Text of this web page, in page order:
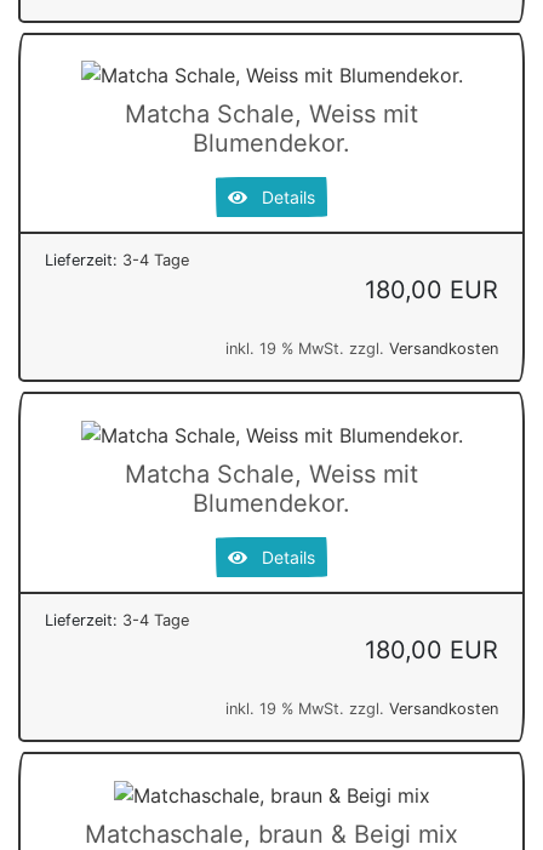
Matcha Schale, Weiss mit
Blumendekor.
Details
Lieferzeit: 3-4 Tage
180,00 EUR
inkl. 19 % MwSt. zzgl. Versandkosten
Matcha Schale, Weiss mit
Blumendekor.
Details
Lieferzeit: 3-4 Tage
180,00 EUR
inkl. 19 % MwSt. zzgl. Versandkosten
Matchaschale, braun & Beigi mix